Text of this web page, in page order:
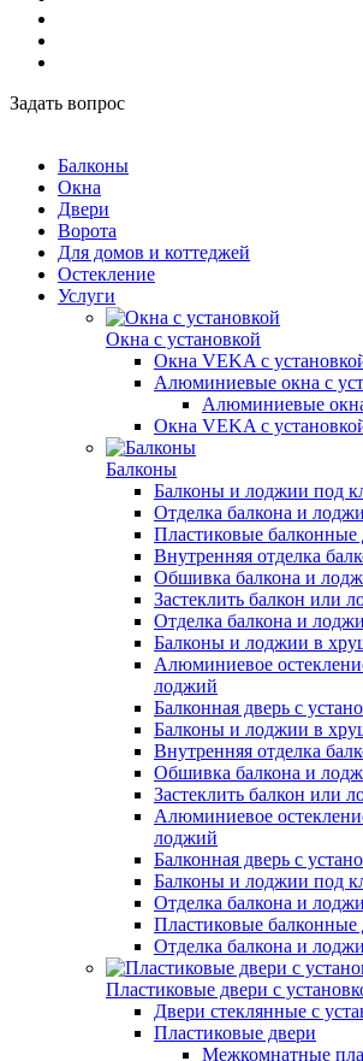
Задать вопрос
Балконы
Окна
Двери
Ворота
Для домов и коттеджей
Остекление
Услуги
Окна с установкой
Окна VEKA с
Алюминиевые окна с
Алюминиевые
Окна VEKA с
Балконы
Балконы и лоджии под
Отделка балкона и
Пластиковые балконные
Внутренняя отделка
Обшивка балкона и
Застеклить балкон или
Отделка балкона и
Балконы и лоджии в
Алюминиевое
лоджий
Балконная дверь с
Балконы и лоджии в
Внутренняя отделка
Обшивка балкона и
Застеклить балкон или
Алюминиевое
лоджий
Балконная дверь с
Балконы и лоджии под
Отделка балкона и
Пластиковые балконные
Отделка балкона и
Пластиковые двери с
Двери стеклянные с
Пластиковые двери
Межкомнатные